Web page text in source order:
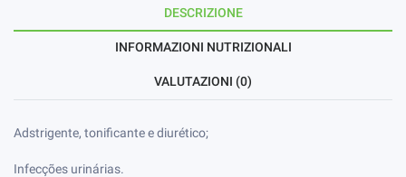
DESCRIZIONE
INFORMAZIONI NUTRIZIONALI
VALUTAZIONI (0)
Adstrigente, tonificante e diurético;
Infecções urinárias.